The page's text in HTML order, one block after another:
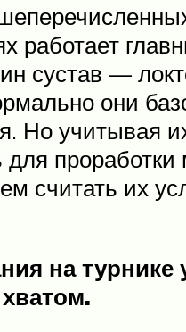
работает
сустав —
они
Но учитывая
для
считать их
на турнике